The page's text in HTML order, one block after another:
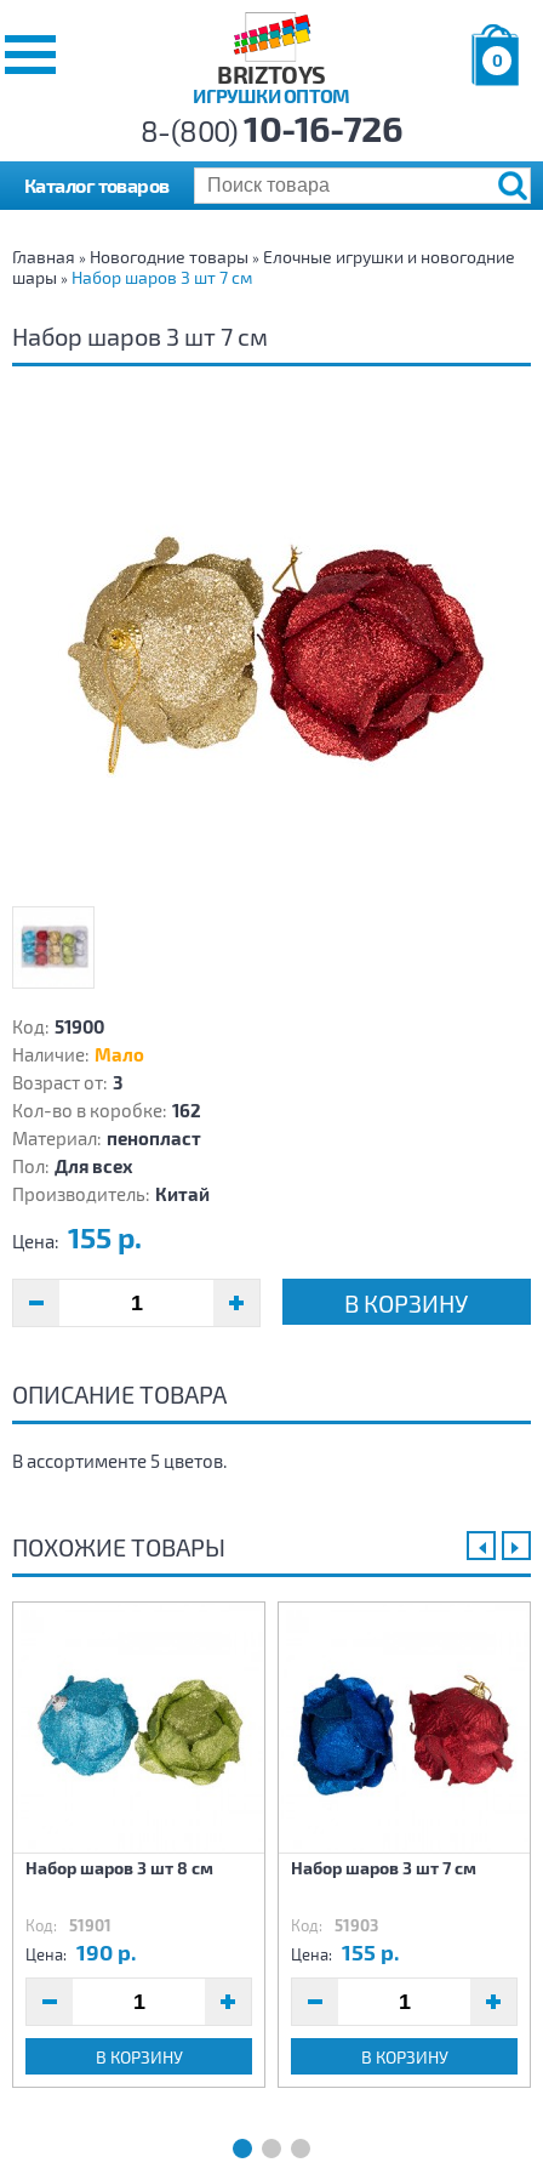
BRIZTOYS
ИГРУШКИ ОПТОМ
0
р.
8-(800)10-16-726
Каталог товаров
Главная » Новогодние товары » Елочные игрушки и новогодние
шары » Набор шаров 3 шт 7 см
Набор шаров 3 шт 7 см
Код: 51900
Наличие: Мало
Возраст от: 3
Кол-во в коробке: 162
Материал: пенопласт
Пол: Для всех
Производитель: Китай
Цена: 155 р.
В КОРЗИНУ
ОПИСАНИЕ ТОВАРА
В ассортименте 5 цветов.
ПОХОЖИЕ ТОВАРЫ
Набор шаров 3 шт 8 см
Код: 51901
Цена: 190 р.
В КОРЗИНУ
Набор шаров 3 шт 7 см
Код: 51903
Цена: 155 р.
В КОРЗИНУ